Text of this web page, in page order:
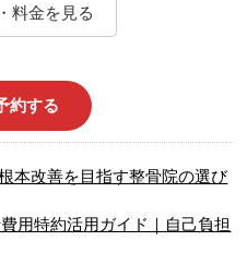
料金を見る
約する
本改善を目指す整骨院の選び
用特約活用ガイド｜自己負担